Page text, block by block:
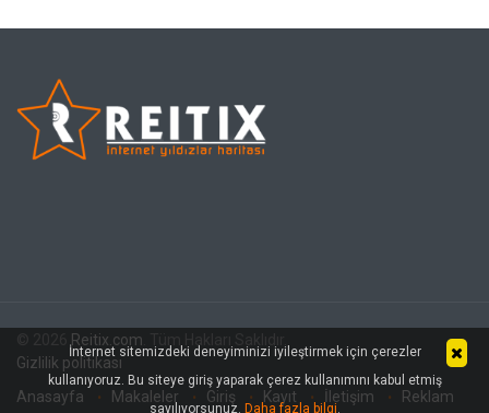
Reitix.com
Gizlilik politikası
Anasayfa
Makaleler Giriş Kayıt İletişim Reklam
İnternet sitemizdeki deneyiminizi iyileştirmek için çerezler
kullanıyoruz. Bu siteye giriş yaparak çerez kullanımını kabul etmiş
sayılıyorsunuz. Daha fazla bilgi.